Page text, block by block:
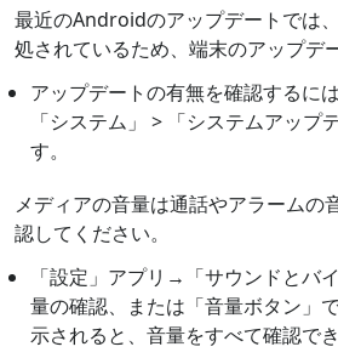
最近のAndroidのアップデートでは
処されているため、端末のアップデ
アップデートの有無を確認するに
「システム」 > 「システムアップ
す。
メディアの音量は通話やアラームの
認してください。
「設定」アプリ→「サウンドとバ
量の確認、または「音量ボタン」
示されると、音量をすべて確認でき